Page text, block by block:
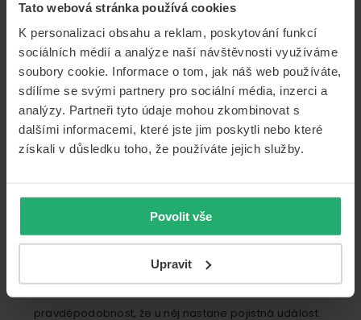
Tato webová stránka používá cookies
K personalizaci obsahu a reklam, poskytování funkcí
sociálních médií a analýze naší návštěvnosti využíváme
soubory cookie. Informace o tom, jak náš web používáte,
sdílíme se svými partnery pro sociální média, inzerci a
analýzy. Partneři tyto údaje mohou zkombinovat s
dalšími informacemi, které jste jim poskytli nebo které
získali v důsledku toho, že používáte jejich služby.
Povolit vše
Upravit
výhodnější bude konečná cena havarijního pojištění.
S tímto také velmi často souvisí i značka
pojišťovaného vozidla
. Některé značky, jako je
například Škoda či Volkswagen, jsou totiž často
kradeny více, což může pojistitel rovněž zohlednit v
ceně pojištění.
Věk pojistníka je v tomto ohledu dalším zásadním
faktorem pro výpočet ceny havarijního pojištění. Čím
mladší pojistník je, tím spíše bude jeho havarijní
pojištění dražší, neboť se předpokládá, že je mladá
pravděpodobnost, že u něj nastane pojistná událost.